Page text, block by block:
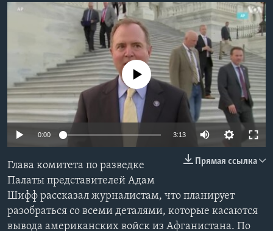
Learning English
СОЦИАЛЬНЫЕ СЕТИ
Языки
No media source currently available
0:00 3:13
Прямая ссылка
Глава комитета по разведке
Палаты представителей Адам
Шифф рассказал журналистам, что планирует
разобраться со всеми деталями, которые касаются
вывода американских войск из Афганистана. По